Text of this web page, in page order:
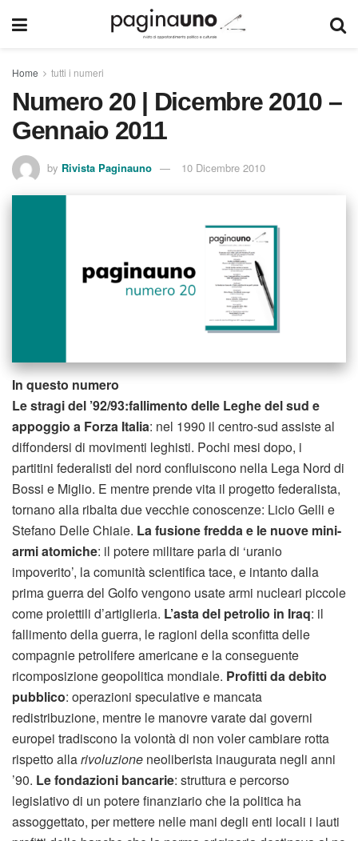
Home tutti i numeri
Numero 20 | Dicembre 2010 –
Gennaio 2011
by Rivista Paginauno 10 Dicembre 2010
In questo numero
Le stragi del ’92/93:fallimento delle Leghe del sud e
appoggio a Forza Italia: nel 1990 il centro-sud assiste al
diffondersi di movimenti leghisti. Pochi mesi dopo, i
partitini federalisti del nord confluiscono nella Lega Nord di
Bossi e Miglio. E mentre prende vita il progetto federalista,
tornano alla ribalta due vecchie conoscenze: Licio Gelli e
Stefano Delle Chiaie. La fusione fredda e le nuove mini-
armi atomiche: il potere militare parla di ‘uranio
impoverito’, la comunità scientifica tace, e intanto dalla
prima guerra del Golfo vengono usate armi nucleari piccole
come proiettili d’artiglieria. L’asta del petrolio in Iraq: il
fallimento della guerra, le ragioni della sconfitta delle
compagnie petrolifere americane e la conseguente
ricomposizione geopolitica mondiale. Profitti da debito
pubblico: operazioni speculative e mancata
redistribuzione, mentre le manovre varate dai governi
europei tradiscono la volontà di non voler cambiare rotta
rispetto allarivoluzione neoliberista inaugurata negli anni
’90. Le fondazioni bancarie: struttura e percorso
legislativo di un potere finanziario che la politica ha
assoggettato, per mettere nelle mani degli enti locali i lauti